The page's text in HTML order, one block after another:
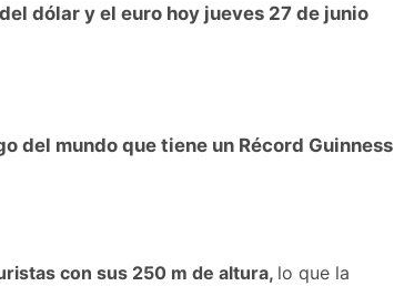
dólar y el euro hoy jueves 27 de junio
del mundo que tiene un Récord Guinness
con sus 250 m de altura, lo que la